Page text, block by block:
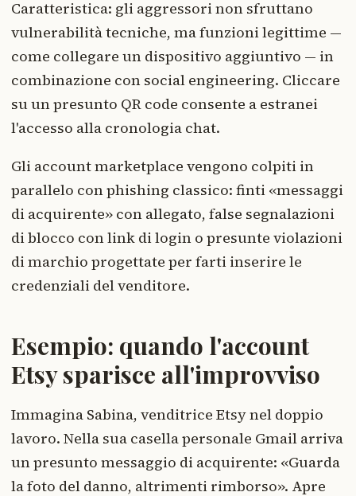
Caratteristica: gli aggressori non sfruttano
vulnerabilità tecniche, ma funzioni legittime —
come collegare un dispositivo aggiuntivo — in
combinazione con social engineering. Cliccare
su un presunto QR code consente a estranei
l'accesso alla cronologia chat.
Gli account marketplace vengono colpiti in
parallelo con phishing classico: finti «messaggi
di acquirente» con allegato, false segnalazioni
di blocco con link di login o presunte violazioni
di marchio progettate per farti inserire le
credenziali del venditore.
Esempio: quando l'account
Etsy sparisce all'improvviso
Immagina Sabina, venditrice Etsy nel doppio
lavoro. Nella sua casella personale Gmail arriva
un presunto messaggio di acquirente: «Guarda
la foto del danno, altrimenti rimborso». Apre